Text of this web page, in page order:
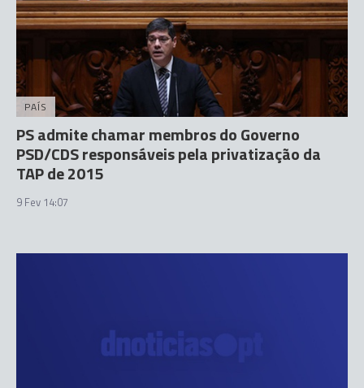
PAÍS
PS admite chamar membros do Governo
PSD/CDS responsáveis pela privatização da
TAP de 2015
9 Fev 14:07